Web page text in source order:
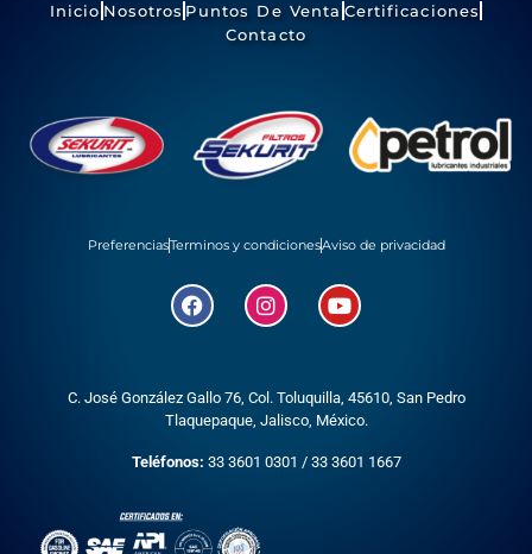
Inicio Nosotros Puntos De Venta Certificaciones
Contacto
PreferenciasTerminos y condicionesAviso de privacidad
C. José González Gallo 76, Col. Toluquilla, 45610, San Pedro
Tlaquepaque, Jalisco, México.
Teléfonos: 33 3601 0301 / 33 3601 1667